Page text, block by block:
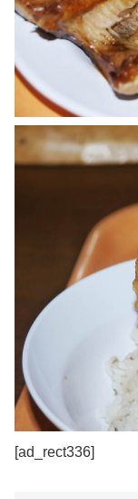
[ad_rect336]